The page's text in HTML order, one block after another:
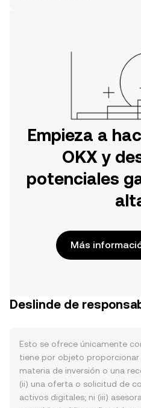
Empieza a
OKX y
potenciales
Más
Deslinde de
Esto se ofrece únicamente
tiene por objeto proporcionar
materia de inversión o una
(ii) una oferta o solicitud de
activos digitales; ni (iii)